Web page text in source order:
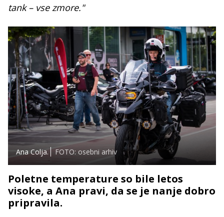
tank – vse zmore."
Ana Colja. FOTO: osebni arhiv
Poletne temperature so bile letos
visoke, a Ana pravi, da se je nanje dobro
pripravila.